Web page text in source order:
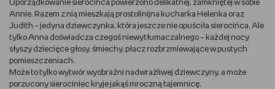
URZĄDZAM I DEKORUJĘ
MAM ZWIERZĘTA
PASJE DZIECKA
Uporządkowanie sierocińca powierzono delikatnej, zamkniętej w sobie
Annie. Razem z nią mieszkają prostolinijna kucharka Helenka oraz
Judith – jedyna dziewczynka, która jeszcze nie opuściła sierocińca. Ale
tylko Anna doświadcza czegoś niewytłumaczalnego – każdej nocy
słyszy dziecięce głosy, śmiechy, płacz rozbrzmiewające w pustych
pomieszczeniach.
Może to tylko wytwór wyobraźni nadwrażliwej dziewczyny, a może
porzucony sierociniec kryje jakąś mroczną tajemnicę.